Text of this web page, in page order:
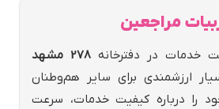
مراجعین
خدمات در دفترخانه 278 مشهد
ارزشمندی برای سایر هم‌وطنان
را درباره کیفیت خدمات، سرعت